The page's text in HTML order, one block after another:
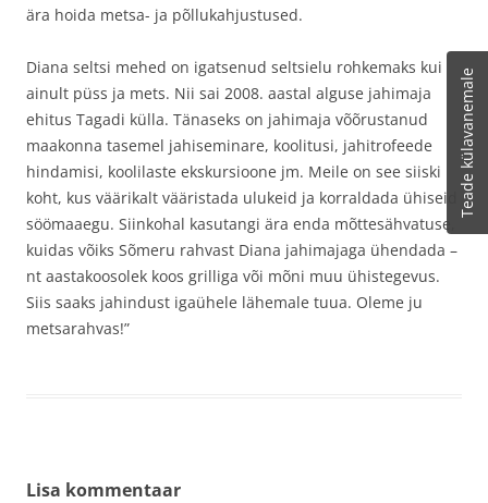
ära hoida metsa- ja põllukahjustused.
Diana seltsi mehed on igatsenud seltsielu rohkemaks kui
ainult püss ja mets. Nii sai 2008. aastal alguse jahimaja
ehitus Tagadi külla. Tänaseks on jahimaja võõrustanud
maakonna tasemel jahiseminare, koolitusi, jahitrofeede
hindamisi, koolilaste ekskursioone jm. Meile on see siiski
koht, kus väärikalt vääristada ulukeid ja korraldada ühiseid
söömaaegu. Siinkohal kasutangi ära enda mõttesähvatuse,
kuidas võiks Sõmeru rahvast Diana jahimajaga ühendada –
nt aastakoosolek koos grilliga või mõni muu ühistegevus.
Siis saaks jahindust igaühele lähemale tuua. Oleme ju
metsarahvas!”
Lisa kommentaar
Teade külavanemale